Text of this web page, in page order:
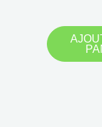
quantité
de